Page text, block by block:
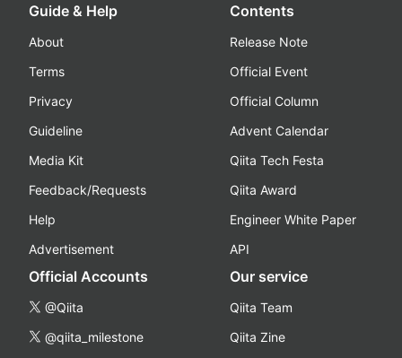
Guide & Help
About
Terms
Privacy
Guideline
Media Kit
Feedback/Requests
Help
Advertisement
Contents
Release Note
Official Event
Official Column
Advent Calendar
Qiita Tech Festa
Qiita Award
Engineer White Paper
API
Official Accounts
@Qiita
@qiita_milestone
Our service
Qiita Team
Qiita Zine